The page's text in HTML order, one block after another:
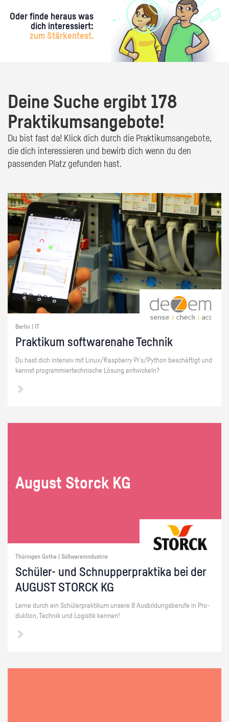
Oder finde heraus was
dich interessiert:
zum Stärkentest.
Deine Suche ergibt 178
Praktikumsangebote!
Du bist fast da! Klick dich durch die Praktikumsangebote,
die dich interessieren und bewirb dich wenn du den
passenden Platz gefunden hast.
Berlin | IT
Prak­ti­kum soft­ware­na­he Tech­nik
Du hast dich in­ten­siv mit Linux/Raspber­ry Pi's/Py­thon be­schäf­tigt und
kannst pro­gram­mier­tech­ni­sche Lö­sung ent­wi­ckeln?
Au­gust Storck KG
Thüringen Gotha | Süßwarenindustrie
Schü­ler- und Schnup­per­prak­ti­ka bei der
AU­GUST STORCK KG
Lerne durch ein Schü­ler­prak­ti­kum un­se­re 8 Aus­bil­dungs­be­ru­fe in Pro­
duk­ti­on, Tech­nik und Lo­gis­tik ken­nen!